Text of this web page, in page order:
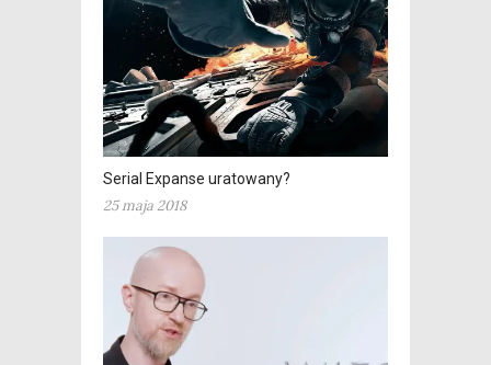
Serial Expanse uratowany?
25 maja 2018